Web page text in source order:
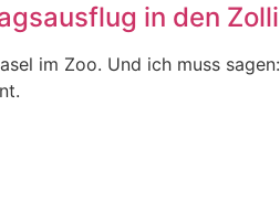
in den Zolli
im Zoo. Und ich muss sagen: